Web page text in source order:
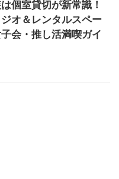
個室貸切が新常識！
オ＆レンタルスペー
会・推し活満喫ガイ